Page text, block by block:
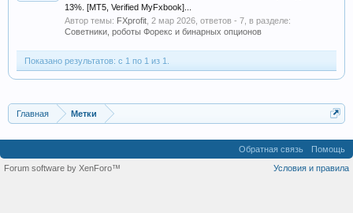
13%. [MT5, Verified MyFxbook]...
Автор темы: FXprofit 2 мар 2026 , ответов - 7, в разделе:
Советники, роботы Форекс и бинарных опционов
Показано результатов: с 1 по 1 из 1.
Главная Метки
Обратная связь
Помощь
Условия и правила
Forum software by XenForo™